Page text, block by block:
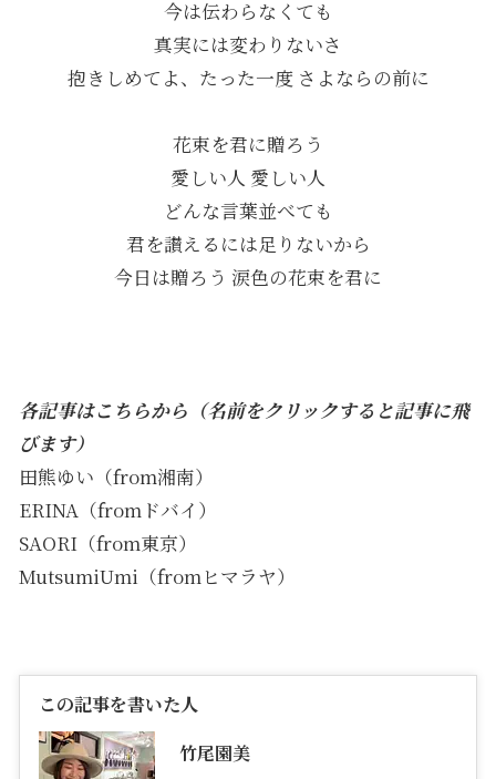
今は伝わらなくても
真実には変わりないさ
抱きしめてよ、たった一度 さよならの前に
花束を君に贈ろう
愛しい人 愛しい人
どんな言葉並べても
君を讃えるには足りないから
今日は贈ろう 涙色の花束を君に
各記事はこちらから（名前をクリックすると記事に飛
びます）
田熊ゆい（from湘南）
ERINA（fromドバイ）
SAORI（from東京）
MutsumiUmi（fromヒマラヤ）
この記事を書いた人
竹尾園美